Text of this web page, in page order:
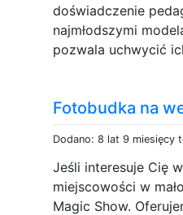
doświadczenie
najmłodszymi
pozwala uchwycić
Fotobudka na
Dodano: 8 lat 9 miesięcy
Jeśli interesuje Cię
miejscowości w
Magic Show.